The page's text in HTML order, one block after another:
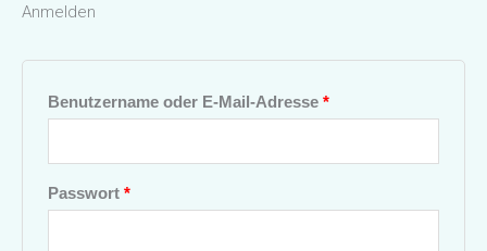
Anmelden
Benutzername oder E-Mail-Adresse *
Passwort *